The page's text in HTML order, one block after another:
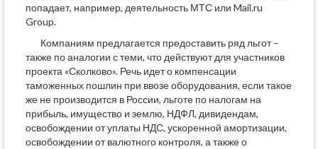
попадает, например, деятельность МТС или Mail.ru
Group.
Компаниям предлагается предоставить ряд льгот –
также по аналогии с теми, что действуют для участников
проекта «Сколково». Речь идет о компенсации
таможенных пошлин при ввозе оборудования, если такое
же не производится в России, льготе по налогам на
прибыль, имущество и землю, НДФЛ, дивидендам,
освобождении от уплаты НДС, ускоренной амортизации,
освобождении от валютного контроля, а также о